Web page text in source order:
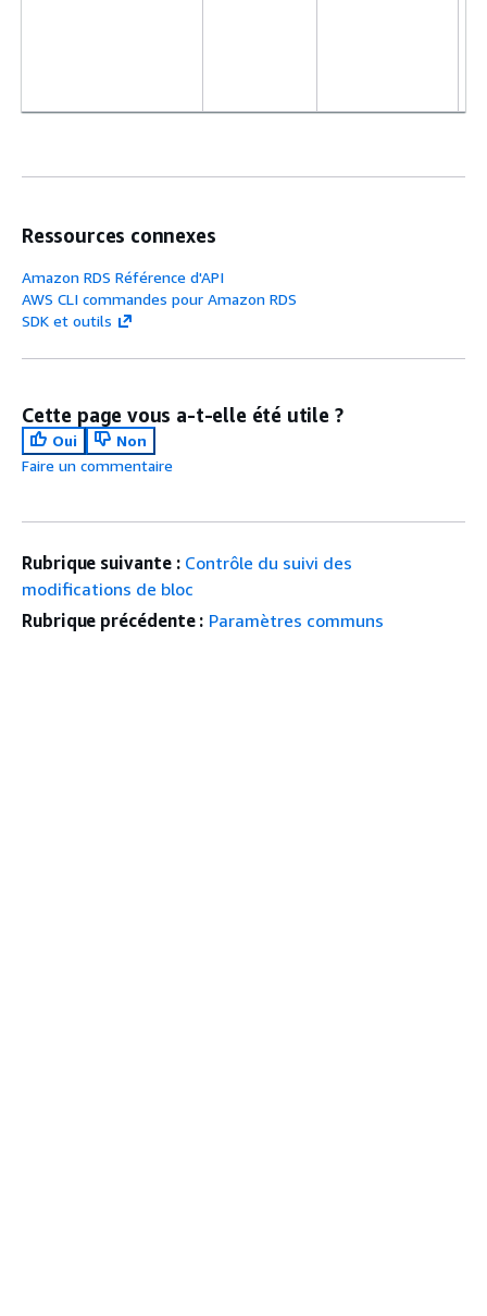
Ressources connexes
Amazon RDS Référence d'API
AWS CLI commandes pour Amazon RDS
SDK et outils
Cette page vous a-t-elle été utile ?
Oui
Non
Faire un commentaire
Rubrique suivante : Contrôle du suivi des
modifications de bloc
Rubrique précédente : Paramètres communs